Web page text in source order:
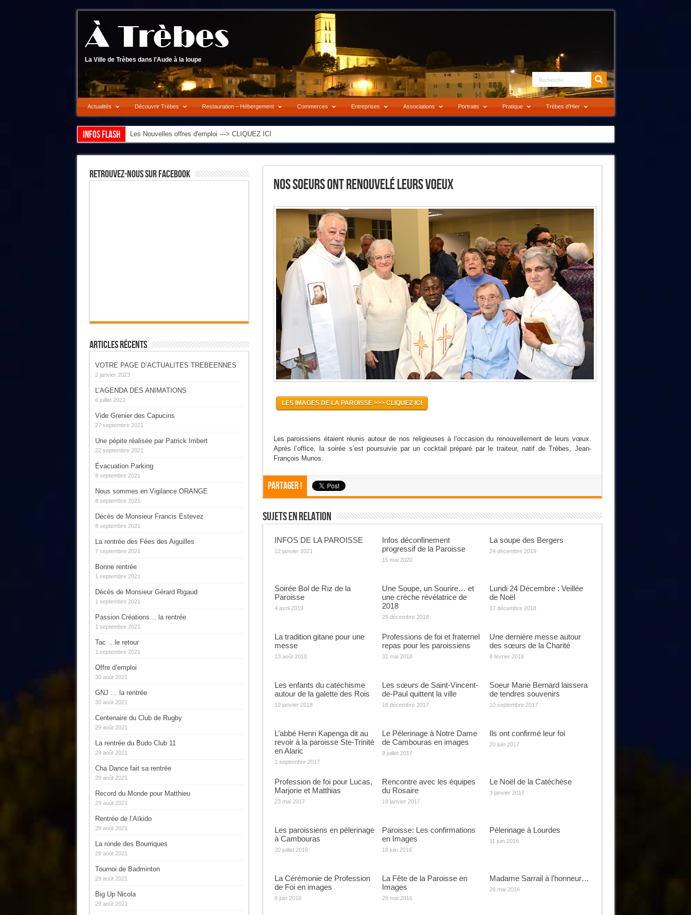
La Ville de Trèbes dans l'Aude à la loupe
Actualités Découvrir Trèbes Restauration – Hébergement Commerces Entreprises Associations Portraits Pratique Trèbes d’Hier
Infos flash Les Nouvelles offres d'emploi ---> CLIQUEZ ICI
Nos Soeurs Ont Renouvelé Leurs Voeux
LES IMAGES DE LA PAROISSE >>> CLIQUEZ ICI
Les paroissiens étaient réunis autour de nos religieuses à l’occasion du renouvellement de leurs vœux.
Après l’office, la soirée s’est poursuivie par un cocktail préparé par le traiteur, natif de Trèbes, Jean-
François Munos.
Partager !
Sujets En Relation
INFOS DE LA PAROISSE
12 janvier 2021
Infos déconfinement
progressif de la Paroisse
15 mai 2020
La soupe des Bergers
24 décembre 2019
Soirée Bol de Riz de la
Paroisse
4 avril 2019
Une Soupe, un Sourire… et
une crèche révélatrice de
2018
29 décembre 2018
Lundi 24 Décembre : Veillée
de Noël
17 décembre 2018
La tradition gitane pour une
messe
13 août 2018
Professions de foi et fraternel
repas pour les paroissiens
31 mai 2018
Une dernière messe autour
des sœurs de la Charité
8 février 2018
Les enfants du catéchisme
autour de la galette des Rois
12 janvier 2018
Les sœurs de Saint-Vincent-
de-Paul quittent la ville
18 décembre 2017
Soeur Marie Bernard laissera
de tendres souvenirs
10 septembre 2017
L’abbé Henri Kapenga dit au
revoir à la paroisse Ste-Trinité
en Alaric
1 septembre 2017
Le Pélerinage à Notre Dame
de Cambouras en images
9 juillet 2017
Ils ont confirmé leur foi
20 juin 2017
Profession de foi pour Lucas,
Marjorie et Matthias
23 mai 2017
Rencontre avec les équipes
du Rosaire
19 janvier 2017
Le Noël de la Catéchèse
3 janvier 2017
Les paroissiens en pèlerinage
à Cambouras
20 juillet 2016
Paroisse: Les confirmations
en Images
18 juin 2016
Pèlerinage à Lourdes
11 juin 2016
La Cérémonie de Profession
de Foi en images
8 juin 2016
La Fête de la Paroisse en
Images
29 mai 2016
Madame Sarrail à l’honneur…
26 mai 2016
Retrouvez-Nous Sur Facebook
Articles Récents
VOTRE PAGE D’ACTUALITES TREBEENNES
2 janvier 2023
L’AGENDA DES ANIMATIONS
6 juillet 2022
Vide Grenier des Capucins
27 septembre 2021
Une pépite réalisée par Patrick Imbert
22 septembre 2021
Évacuation Parking
8 septembre 2021
Nous sommes en Vigilance ORANGE
8 septembre 2021
Décès de Monsieur Francis Estevez
8 septembre 2021
La rentrée des Fées des Aiguilles
7 septembre 2021
Bonne rentrée
1 septembre 2021
Décès de Monsieur Gérard Rigaud
1 septembre 2021
Passion Créations… la rentrée
1 septembre 2021
Tac …le retour
1 septembre 2021
Offre d’emploi
30 août 2021
GNJ … la rentrée
30 août 2021
Centenaire du Club de Rugby
29 août 2021
La rentrée du Budo Club 11
29 août 2021
Cha Dance fait sa rentrée
29 août 2021
Record du Monde pour Matthieu
29 août 2021
Rentrée de l’Aïkido
29 août 2021
La ronde des Bourriques
29 août 2021
Tournoi de Badminton
29 août 2021
Big Up Nicola
29 août 2021